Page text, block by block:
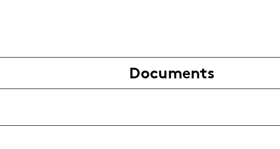
Documents